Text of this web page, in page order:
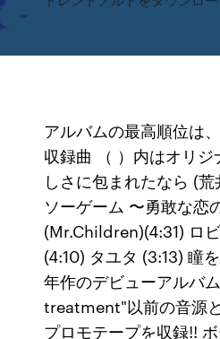
アルバムの最高順位は
収録曲 （ ）内はオリジ
しさに包まれたなら (
ソーゲーム 〜勇敢な恋
(Mr.Children)(4:31) ロ
(4:10) タユタ (3:13) 瞳
年作のデビューアルバ
treatment"以前の音源
プロモテープを収録!!